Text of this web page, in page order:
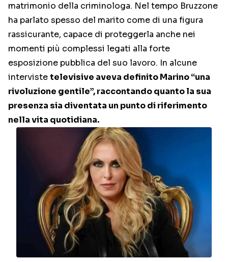
matrimonio della criminologa. Nel tempo Bruzzone
ha parlato spesso del marito come di una figura
rassicurante, capace di proteggerla anche nei
momenti più complessi legati alla forte
esposizione pubblica del suo lavoro. In alcune
intervistetelevisive aveva definito Marino “una
rivoluzione gentile”, raccontando quanto la sua
presenza sia diventata un punto di riferimento
nella vita quotidiana.